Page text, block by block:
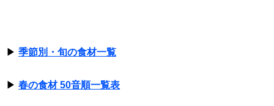
▶ 季節別・旬の食材一覧
▶ 春の食材 50音順一覧表